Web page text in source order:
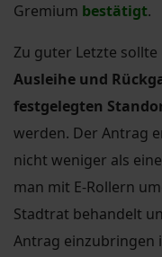
Gremium bestätigt.
Zu guter Letzte
Ausleihe und
festgelegten
werden. Der Antrag
nicht weniger als
man mit E-Rollern
Stadtrat behandelt
Antrag einzubringen